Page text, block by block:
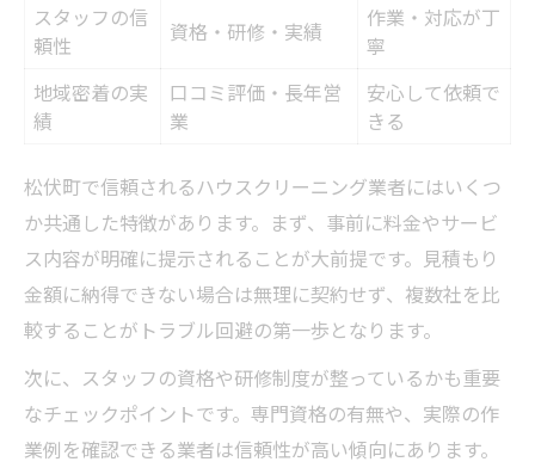
スタッフの信
頼性
資格・研修・実績
作業・対応が丁
寧
地域密着の実
績
口コミ評価・長年営
業
安心して依頼で
きる
松伏町で信頼されるハウスクリーニング業者にはいくつ
か共通した特徴があります。まず、事前に料金やサービ
ス内容が明確に提示されることが大前提です。見積もり
金額に納得できない場合は無理に契約せず、複数社を比
較することがトラブル回避の第一歩となります。
次に、スタッフの資格や研修制度が整っているかも重要
なチェックポイントです。専門資格の有無や、実際の作
業例を確認できる業者は信頼性が高い傾向にあります。